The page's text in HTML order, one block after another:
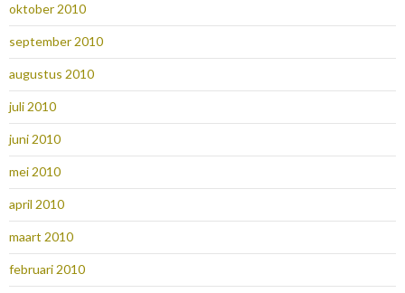
oktober 2010
september 2010
augustus 2010
juli 2010
juni 2010
mei 2010
april 2010
maart 2010
februari 2010